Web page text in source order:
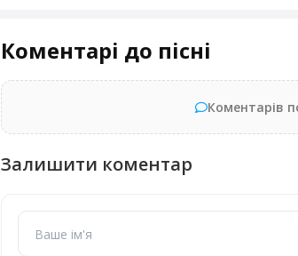
Коментарі до пісні
Коментарів
Залишити коментар